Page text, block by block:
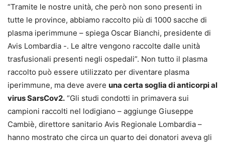
“Tramite le nostre unità, che però non sono presenti in
tutte le province, abbiamo raccolto più di 1000 sacche di
plasma iperimmune – spiega Oscar Bianchi, presidente di
Avis Lombardia -. Le altre vengono raccolte dalle unità
trasfusionali presenti negli ospedali”. Non tutto il plasma
raccolto può essere utilizzato per diventare plasma
iperimmune, ma deve avere una certa soglia di anticorpi al
virus SarsCov2. “Gli studi condotti in primavera sui
campioni raccolti nel lodigiano – aggiunge Giuseppe
Cambiè, direttore sanitario Avis Regionale Lombardia –
hanno mostrato che circa un quarto dei donatori aveva gli